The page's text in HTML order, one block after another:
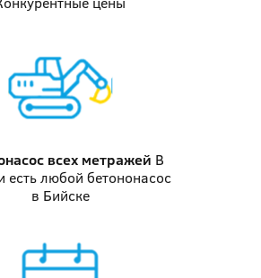
всех метражей В
есть любой бетононасос
в Бийске